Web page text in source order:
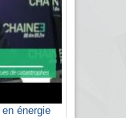
énergie